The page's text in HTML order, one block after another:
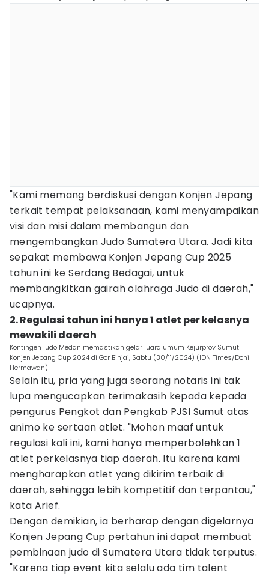
"Kami memang berdiskusi dengan Konjen Jepang
terkait tempat pelaksanaan, kami menyampaikan
visi dan misi dalam membangun dan
mengembangkan Judo Sumatera Utara. Jadi kita
sepakat membawa Konjen Jepang Cup 2025
tahun ini ke Serdang Bedagai, untuk
membangkitkan gairah olahraga Judo di daerah,"
ucapnya.
2. Regulasi tahun ini hanya 1 atlet per kelasnya
mewakili daerah
Kontingen judo Medan memastikan gelar juara umum Kejurprov Sumut
Konjen Jepang Cup 2024 di Gor Binjai, Sabtu (30/11/2024) (IDN Times/Doni
Hermawan)
Selain itu, pria yang juga seorang notaris ini tak
lupa mengucapkan terimakasih kepada kepada
pengurus Pengkot dan Pengkab PJSI Sumut atas
animo ke sertaan atlet. "Mohon maaf untuk
regulasi kali ini, kami hanya memperbolehkan 1
atlet perkelasnya tiap daerah. Itu karena kami
mengharapkan atlet yang dikirim terbaik di
daerah, sehingga lebih kompetitif dan terpantau,"
kata Arief.
Dengan demikian, ia berharap dengan digelarnya
Konjen Jepang Cup pertahun ini dapat membuat
pembinaan judo di Sumatera Utara tidak terputus.
"Karena tiap event kita selalu ada tim talent